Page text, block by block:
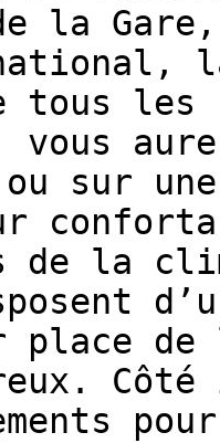
la
tous
vous
sur une
de la
place